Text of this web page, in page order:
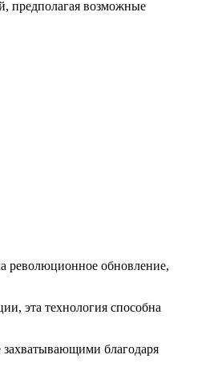
предполагая возможные
революционное обновление,
эта технология способна
захватывающими благодаря